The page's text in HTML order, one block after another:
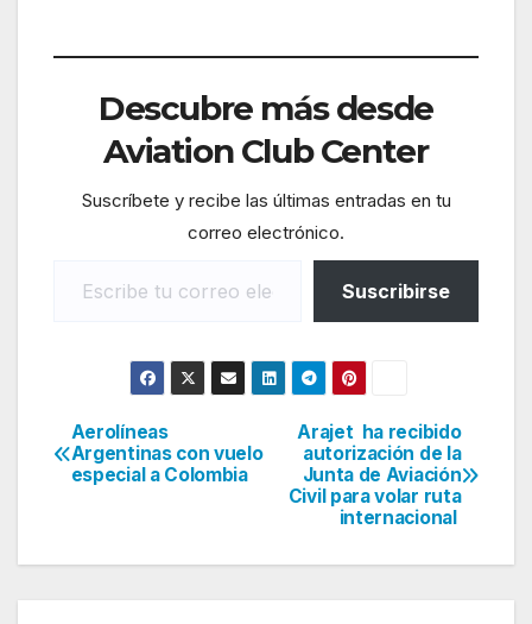
Descubre más desde
Aviation Club Center
Suscríbete y recibe las últimas entradas en tu
correo electrónico.
Suscribirse
Navegación
de
Arajet ha recibido
autorización de la
Junta de Aviación
Civil para volar ruta
internacional
Aerolíneas
Argentinas con vuelo
especial a Colombia